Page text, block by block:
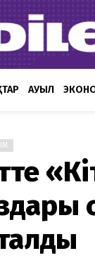
АУЫЛ